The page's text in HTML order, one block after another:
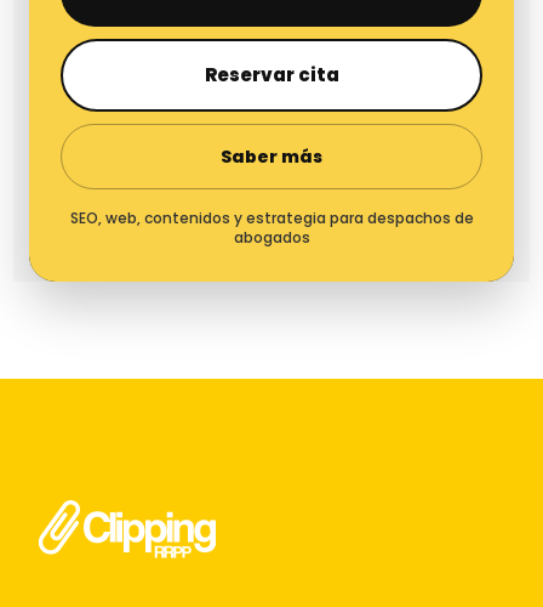
Reservar cita
Saber más
SEO, web, contenidos y estrategia para despachos de
abogados